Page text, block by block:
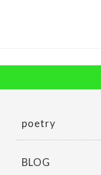
poetry
BLOG